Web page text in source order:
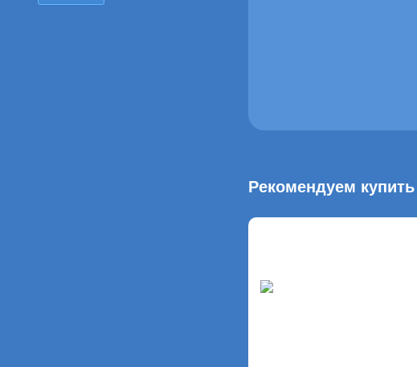
Рекомендуем купить